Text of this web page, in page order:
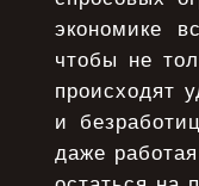
экономике
чтобы не
происходят
и
даже